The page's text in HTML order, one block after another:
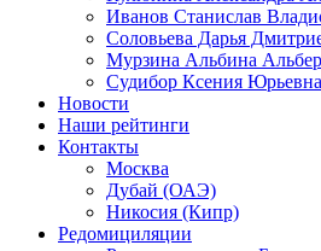
Иванов Станислав
Соловьева Дарья
Мурзина Альбина
Судибор Ксения Юрьевна
Новости
Наши рейтинги
Контакты
Москва
Дубай (ОАЭ)
Никосия (Кипр)
Редомициляции